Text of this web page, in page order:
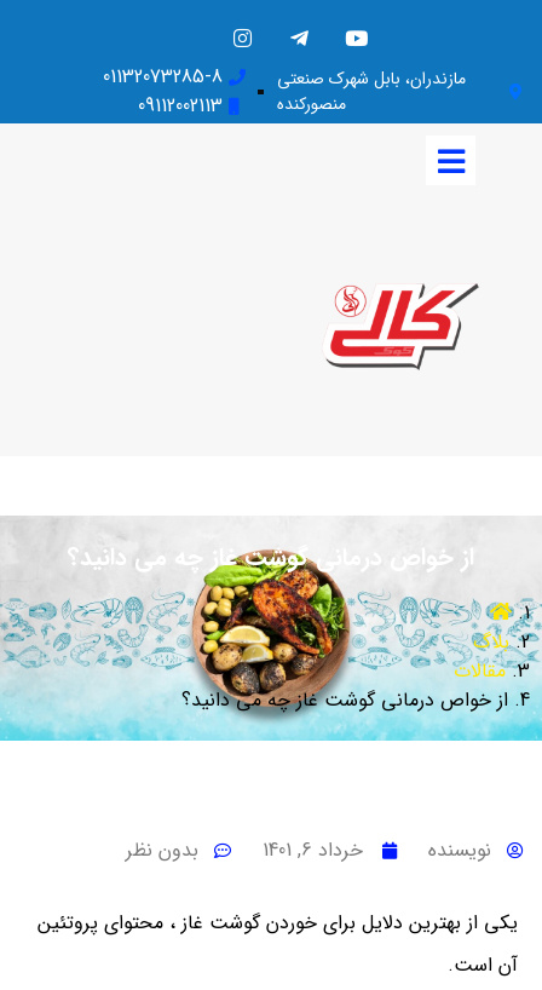
مازندران، بابل شهرک صنعتی
منصورکنده
01132073285-8
09112002113
از خواص درمانی گوشت غاز چه می دانید؟
بلاگ
مقالات
از خواص درمانی گوشت غاز چه می دانید؟
نویسنده خرداد 6, 1401 بدون نظر
یکی از بهترین دلایل برای خوردن گوشت غاز ، محتوای پروتئین
آن است.